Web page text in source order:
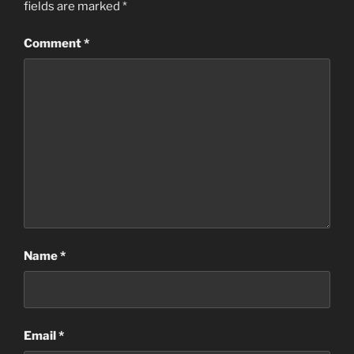
fields are marked *
Comment*
Name*
Email*